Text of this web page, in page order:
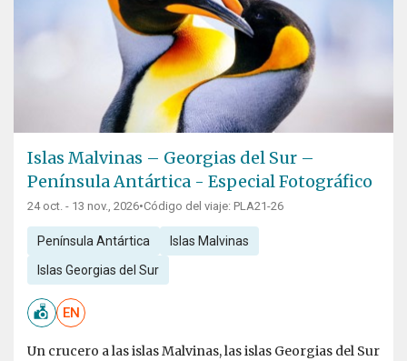
Islas Malvinas – Georgias del Sur –
Península Antártica - Especial Fotográfico
24 oct. - 13 nov., 2026•Código del viaje: PLA21-26
Península Antártica Islas Malvinas
Islas Georgias del Sur
EN
Un crucero a las islas Malvinas, las islas Georgias del Sur